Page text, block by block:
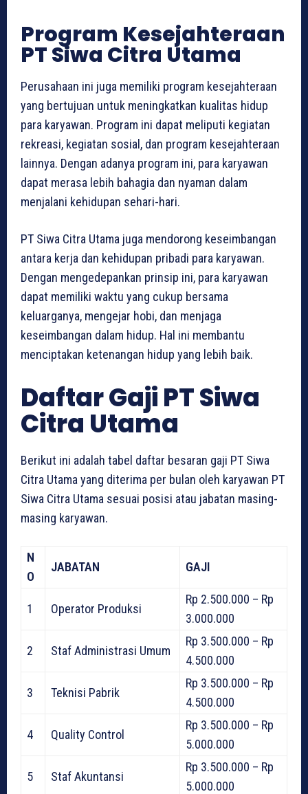
Program Kesejahteraan
PT Siwa Citra Utama
Perusahaan ini juga memiliki program kesejahteraan
yang bertujuan untuk meningkatkan kualitas hidup
para karyawan. Program ini dapat meliputi kegiatan
rekreasi, kegiatan sosial, dan program kesejahteraan
lainnya. Dengan adanya program ini, para karyawan
dapat merasa lebih bahagia dan nyaman dalam
menjalani kehidupan sehari-hari.
PT Siwa Citra Utama juga mendorong keseimbangan
antara kerja dan kehidupan pribadi para karyawan.
Dengan mengedepankan prinsip ini, para karyawan
dapat memiliki waktu yang cukup bersama
keluarganya, mengejar hobi, dan menjaga
keseimbangan dalam hidup. Hal ini membantu
menciptakan ketenangan hidup yang lebih baik.
Daftar Gaji PT Siwa
Citra Utama
Berikut ini adalah tabel daftar besaran gaji PT Siwa
Citra Utama yang diterima per bulan oleh karyawan PT
Siwa Citra Utama sesuai posisi atau jabatan masing-
masing karyawan.
N
O
JABATAN GAJI
1 Operator Produksi
Rp 2.500.000 – Rp
3.000.000
2 Staf Administrasi Umum
Rp 3.500.000 – Rp
4.500.000
3 Teknisi Pabrik
Rp 3.500.000 – Rp
4.500.000
4 Quality Control
Rp 3.500.000 – Rp
5.000.000
5 Staf Akuntansi
Rp 3.500.000 – Rp
5.000.000